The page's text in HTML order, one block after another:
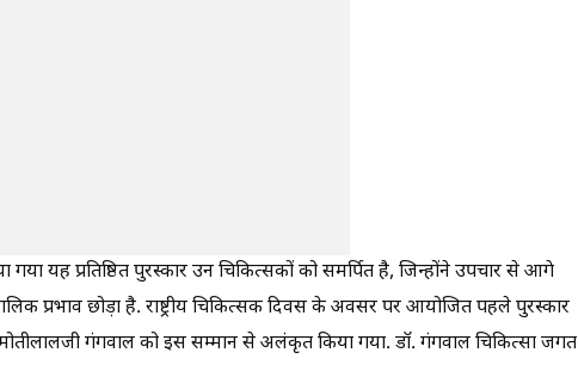
यह प्रतिष्ठित पुरस्कार उन चिकित्सकों को समर्पित है, जिन्होंने उपचार से आगे
प्रभाव छोड़ा है. राष्ट्रीय चिकित्सक दिवस के अवसर पर आयोजित पहले पुरस्कार
गंगवाल को इस सम्मान से अलंकृत किया गया. डॉ. गंगवाल चिकित्सा जगत